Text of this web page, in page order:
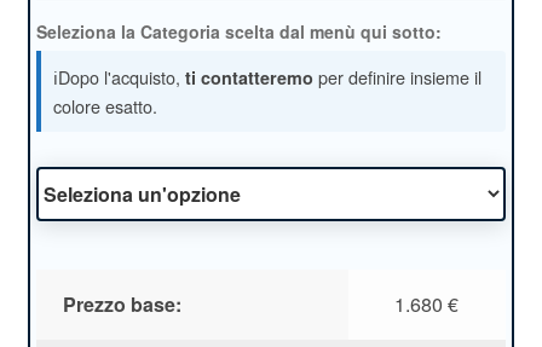
Seleziona la Categoria scelta dal menù qui sotto:
ℹ️Dopo l'acquisto, ti contatteremo per definire insieme il
colore esatto.
Prezzo base: 1.680€